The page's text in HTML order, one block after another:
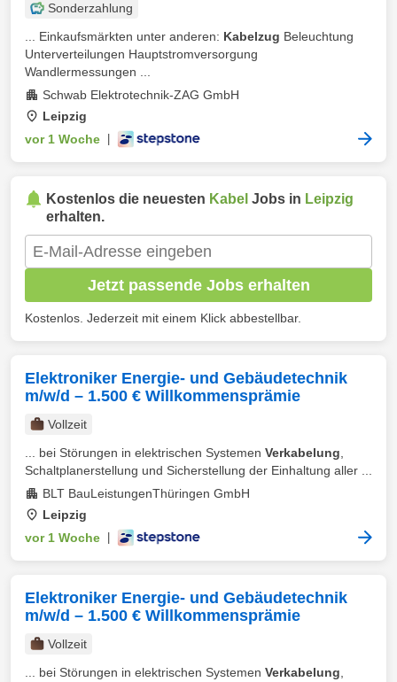
Sonderzahlung
... Einkaufsmärkten unter anderen: Kabelzug Beleuchtung
Unterverteilungen Hauptstromversorgung
Wandlermessungen ...
Schwab Elektrotechnik-ZAG GmbH
Leipzig
vor 1 Woche
Kostenlos die neuesten Kabel Jobs in Leipzig
erhalten.
Jetzt passende Jobs erhalten
Kostenlos. Jederzeit mit einem Klick abbestellbar.
Elektroniker Energie- und Gebäudetechnik
m/w/d – 1.500 € Willkommensprämie
Vollzeit
... bei Störungen in elektrischen Systemen Verkabelung
Schaltplanerstellung und Sicherstellung der Einhaltung aller ...
BLT BauLeistungenThüringen GmbH
Leipzig
vor 1 Woche
Elektroniker Energie- und Gebäudetechnik
m/w/d – 1.500 € Willkommensprämie
Vollzeit
... bei Störungen in elektrischen Systemen Verkabelung